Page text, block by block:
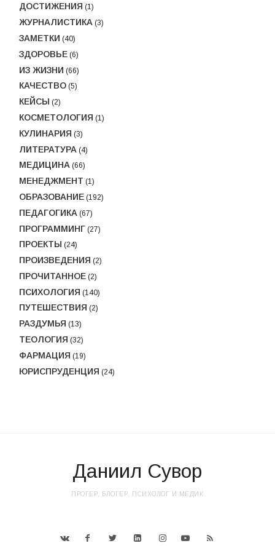
ДОСТИЖЕНИЯ (1)
ЖУРНАЛИСТИКА (3)
ЗАМЕТКИ (40)
ЗДОРОВЬЕ (6)
ИЗ ЖИЗНИ (66)
КАЧЕСТВО (5)
КЕЙСЫ (2)
КОСМЕТОЛОГИЯ (1)
КУЛИНАРИЯ (3)
ЛИТЕРАТУРА (4)
МЕДИЦИНА (66)
МЕНЕДЖМЕНТ (1)
ОБРАЗОВАНИЕ (192)
ПЕДАГОГИКА (67)
ПРОГРАММИНГ (27)
ПРОЕКТЫ (24)
ПРОИЗВЕДЕНИЯ (2)
ПРОЧИТАННОЕ (2)
ПСИХОЛОГИЯ (140)
ПУТЕШЕСТВИЯ (2)
РАЗДУМЬЯ (13)
ТЕОЛОГИЯ (32)
ФАРМАЦИЯ (19)
ЮРИСПРУДЕНЦИЯ (24)
Даниил Сувор
ПРОГЕР, БЛОГЕР, ПСИХОЛОГ И МЕДИК